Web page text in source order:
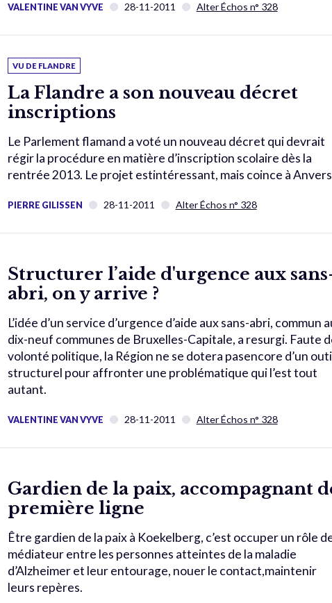
VALENTINE VAN VYVE 28-11-2011 Alter Échos n° 328
VU DE FLANDRE
La Flandre a son nouveau décret
inscriptions
Le Parlement flamand a voté un nouveau décret qui devrait
régir la procédure en matière d’inscription scolaire dès la
rentrée 2013. Le projet estintéressant, mais coince à
PIERRE GILISSEN 28-11-2011 Alter Échos n° 328
Structurer l’aide d'urgence aux
abri, on y arrive ?
L’idée d’un service d’urgence d’aide aux sans-abri, commun
dix-neuf communes de Bruxelles-Capitale, a resurgi. Faute
volonté politique, la Région ne se dotera pasencore d’un
structurel pour affronter une problématique qui l’est tout
autant.
VALENTINE VAN VYVE 28-11-2011 Alter Échos n° 328
Gardien de la paix, accompagnant
première ligne
Être gardien de la paix à Koekelberg, c’est occuper un rôle
médiateur entre les personnes atteintes de la maladie
d’Alzheimer et leur entourage, nouer le contact,maintenir
leurs repères.